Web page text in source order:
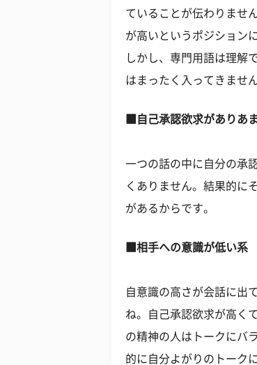
ていることが伝わりませ
が高いというポジション
しかし、専門用語は理解
はまったく入ってきません
■自己承認欲求がありあ
一つの話の中に自分の承
くありません。結果的に
があるからです。
■相手への意識が低い系
自意識の高さが会話に出
ね。自己承認欲求が高く
の精神の人はトークにバ
的に自分よがりのトーク